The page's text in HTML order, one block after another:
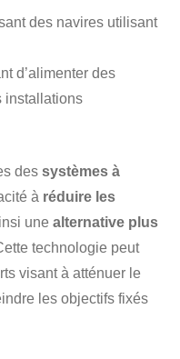
des navires utilisant
d’alimenter des
installations
des systèmes à
à réduire les
une alternative plus
technologie peut
visant à atténuer le
les objectifs fixés